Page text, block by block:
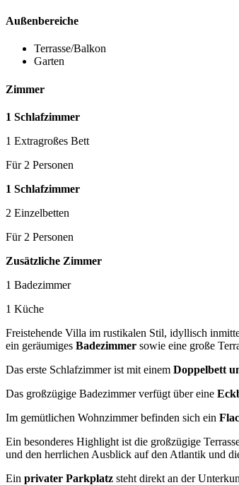
Außenbereiche
Terrasse/Balkon
Garten
Zimmer
1 Schlafzimmer
1 Extragroßes Bett
Für 2 Personen
1 Schlafzimmer
2 Einzelbetten
Für 2 Personen
Zusätzliche Zimmer
1 Badezimmer
1 Küche
Freistehende Villa im rustikalen Stil, idyllisch
ein geräumiges Badezimmer sowie eine große
Das erste Schlafzimmer ist mit einem Doppelbett
Das großzügige Badezimmer verfügt über eine
Im gemütlichen Wohnzimmer befinden sich ein
Ein besonderes Highlight ist die großzügige
und den herrlichen Ausblick auf den Atlantik und
Ein privater Parkplatz steht direkt an der